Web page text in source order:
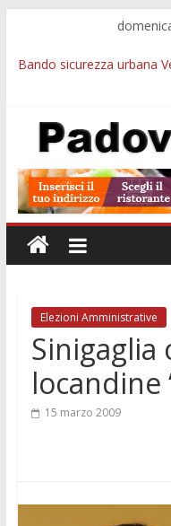
Bando sicurezza urbana
Restauro 2026, chiuse le
nuove competenze in
Calici di Stelle
Notizie di Padova alle ore
antidroga e siccità
Notizie di Padova alle
Limena e progetto Cool
Elezioni Amministrative
Sinigaglia
locandine
15 marzo 2009